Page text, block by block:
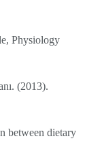
Physiology
(2013).
between dietary